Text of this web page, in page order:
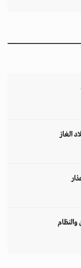
الغاز
والنظام